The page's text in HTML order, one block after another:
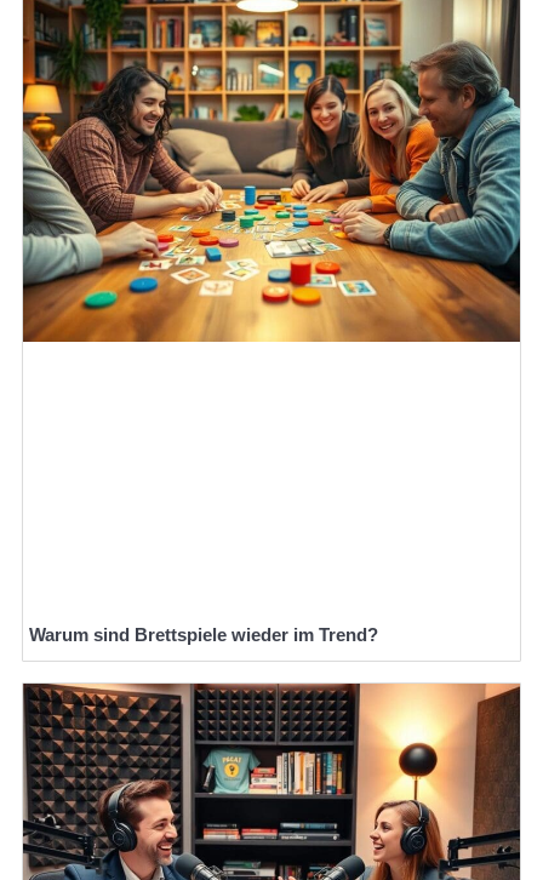
Warum sind Brettspiele wieder im Trend?